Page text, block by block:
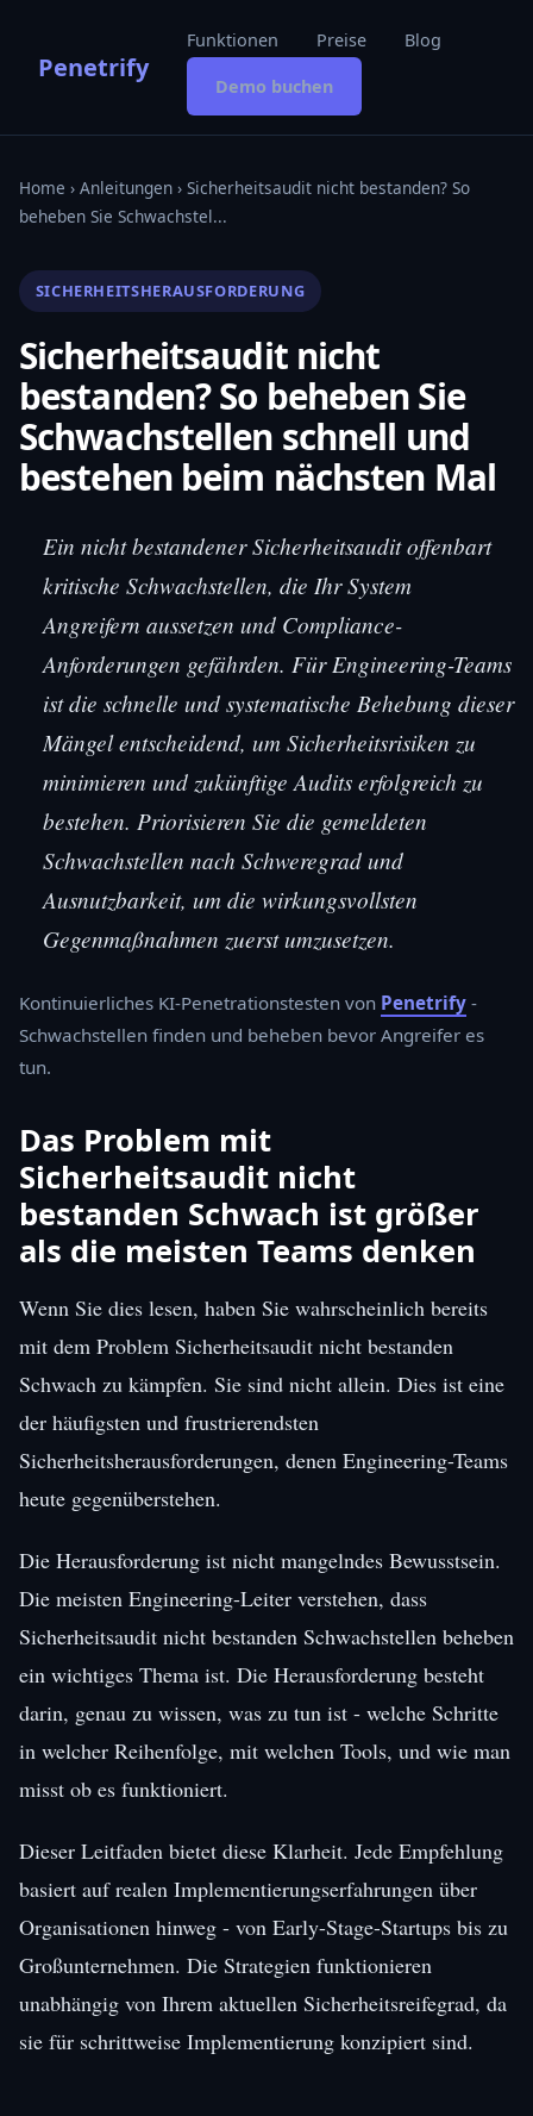
Penetrify
Funktionen Preise Blog
Demo buchen
Home › Anleitungen › Sicherheitsaudit nicht bestanden? So
beheben Sie Schwachstel...
SICHERHEITSHERAUSFORDERUNG
Sicherheitsaudit nicht
bestanden? So beheben Sie
Schwachstellen schnell und
bestehen beim nächsten Mal
Ein nicht bestandener Sicherheitsaudit offenbart
kritische Schwachstellen, die Ihr System
Angreifern aussetzen und Compliance-
Anforderungen gefährden. Für Engineering-Teams
ist die schnelle und systematische Behebung dieser
Mängel entscheidend, um Sicherheitsrisiken zu
minimieren und zukünftige Audits erfolgreich zu
bestehen. Priorisieren Sie die gemeldeten
Schwachstellen nach Schweregrad und
Ausnutzbarkeit, um die wirkungsvollsten
Gegenmaßnahmen zuerst umzusetzen.
Kontinuierliches KI-Penetrationstesten von Penetrify -
Schwachstellen finden und beheben bevor Angreifer es
tun.
Das Problem mit
Sicherheitsaudit nicht
bestanden Schwach ist größer
als die meisten Teams denken
Wenn Sie dies lesen, haben Sie wahrscheinlich bereits
mit dem Problem Sicherheitsaudit nicht bestanden
Schwach zu kämpfen. Sie sind nicht allein. Dies ist eine
der häufigsten und frustrierendsten
Sicherheitsherausforderungen, denen Engineering-Teams
heute gegenüberstehen.
Die Herausforderung ist nicht mangelndes Bewusstsein.
Die meisten Engineering-Leiter verstehen, dass
Sicherheitsaudit nicht bestanden Schwachstellen beheben
ein wichtiges Thema ist. Die Herausforderung besteht
darin, genau zu wissen, was zu tun ist - welche Schritte
in welcher Reihenfolge, mit welchen Tools, und wie man
misst ob es funktioniert.
Dieser Leitfaden bietet diese Klarheit. Jede Empfehlung
basiert auf realen Implementierungserfahrungen über
Organisationen hinweg - von Early-Stage-Startups bis zu
Großunternehmen. Die Strategien funktionieren
unabhängig von Ihrem aktuellen Sicherheitsreifegrad, da
sie für schrittweise Implementierung konzipiert sind.